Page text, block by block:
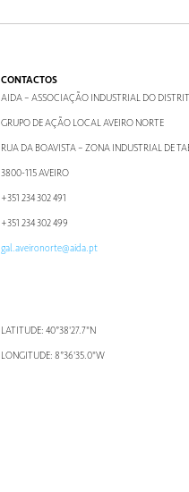
CONTACTOS
AIDA – ASSOCIAÇÃO INDUSTRIAL DO
GRUPO DE AÇÃO LOCAL AVEIRO NORTE
RUA DA BOAVISTA – ZONA INDUSTRIAL DE
3800-115 AVEIRO
+351 234 302 491
+351 234 302 499
gal.aveironorte@aida.pt
LATITUDE: 40°38'27.7"N
LONGITUDE: 8°36'35.0"W